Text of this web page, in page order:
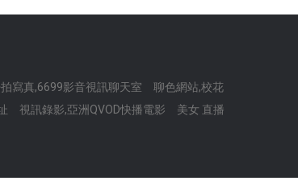
寫真,6699影音視訊聊天室
聊色網站,校花
視訊錄影,亞洲QVOD快播電影
美女 直播